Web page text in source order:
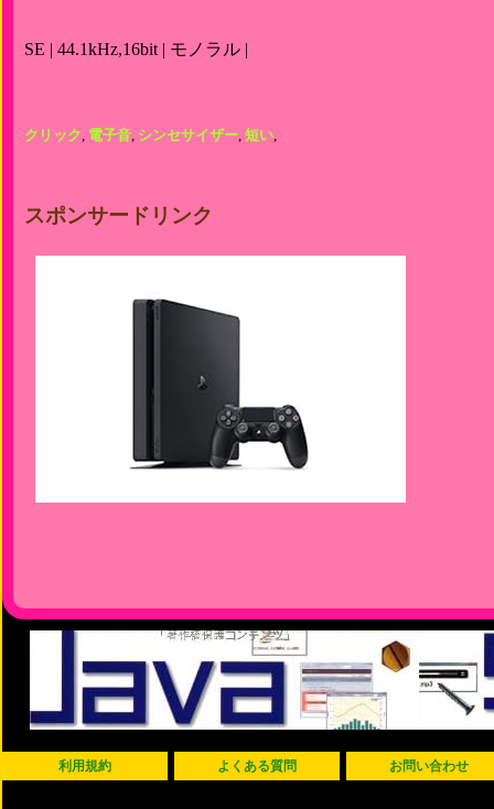
SE | 44.1kHz,16bit | モノラル |
クリック, 電子音, シンセサイザー, 短い,
スポンサードリンク
利用規約 よくある質問 お問い合わせ